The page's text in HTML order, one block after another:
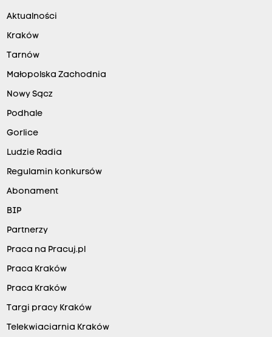
Aktualności
Kraków
Tarnów
Małopolska Zachodnia
Nowy Sącz
Podhale
Gorlice
Ludzie Radia
Regulamin konkursów
Abonament
BIP
Partnerzy
Praca na Pracuj.pl
Praca Kraków
Praca Kraków
Targi pracy Kraków
Telekwiaciarnia Kraków